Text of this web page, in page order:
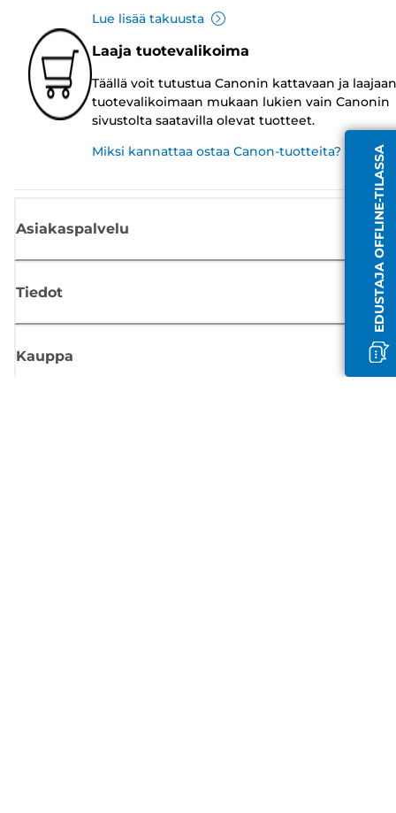
EDUSTAJA OFFLINE-TILASSA
Lue lisää takuusta
Laaja tuotevalikoima
Täällä voit tutustua Canonin kattavaan ja laajaan
tuotevalikoimaan mukaan lukien vain Canonin
sivustolta saatavilla olevat tuotteet.
Miksi kannattaa ostaa Canon-tuotteita?
Asiakaspalvelu
Tiedot
Kauppa